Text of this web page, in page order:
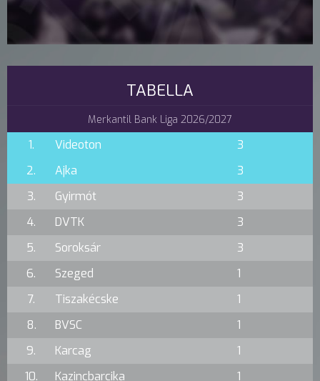
TABELLA
Merkantil Bank Liga 2026/2027
1. Videoton
3
2.
Ajka
3
3.
Gyirmót
3
4.
DVTK
3
5.
Soroksár
3
6.
Szeged
1
7.
Tiszakécske
1
8.
BVSC
1
9.
Karcag
1
10.
Kazincbarcika 1